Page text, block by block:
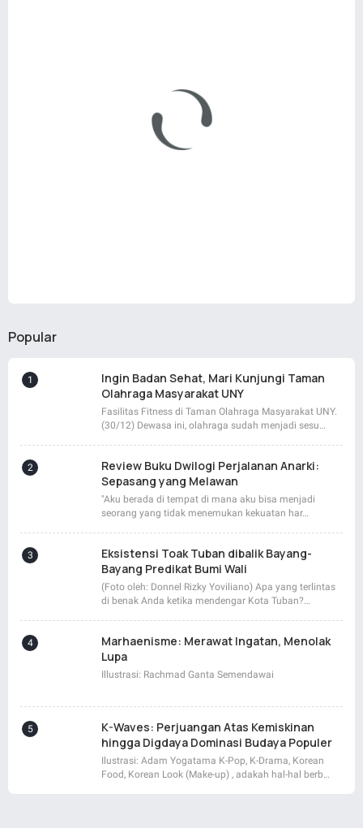
Popular
Ingin Badan Sehat, Mari Kunjungi Taman
Olahraga Masyarakat UNY
Fasilitas Fitness di Taman Olahraga Masyarakat UNY.
(30/12) Dewasa ini, olahraga sudah menjadi sesu…
Review Buku Dwilogi Perjalanan Anarki:
Sepasang yang Melawan
"Aku berada di tempat di mana aku bisa menjadi
seorang yang tidak menemukan kekuatan har…
Eksistensi Toak Tuban dibalik Bayang-
Bayang Predikat Bumi Wali
(Foto oleh: Donnel Rizky Yoviliano) Apa yang terlintas
di benak Anda ketika mendengar Kota Tuban?…
Marhaenisme: Merawat Ingatan, Menolak
Lupa
Illustrasi: Rachmad Ganta Semendawai
K-Waves: Perjuangan Atas Kemiskinan
hingga Digdaya Dominasi Budaya Populer
Ilustrasi: Adam Yogatama K-Pop, K-Drama, Korean
Food, Korean Look (Make-up) , adakah hal-hal berb…